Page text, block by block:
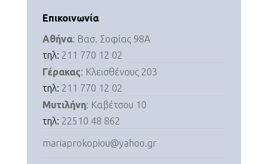
Επικοινωνία
Αθήνα: Βασ. Σοφίας 98Α
τηλ: 211 770 12 02
Γέρακας: Κλεισθένους 203
τηλ: 211 770 12 02
Μυτιλήνη: Καβέτσου 10
τηλ: 22510 48 862
mariaprokopiou@yahoo.gr